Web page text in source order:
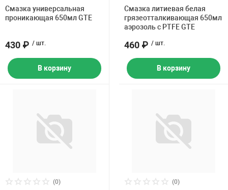
Смазка универсальная
проникающая 650мл GTE
430 ₽ / шт.
В корзину
Смазка литиевая белая
грязеотталкивающая 650мл
аэрозоль с PTFE GTE
460 ₽ / шт.
В корзину
(0) (0)